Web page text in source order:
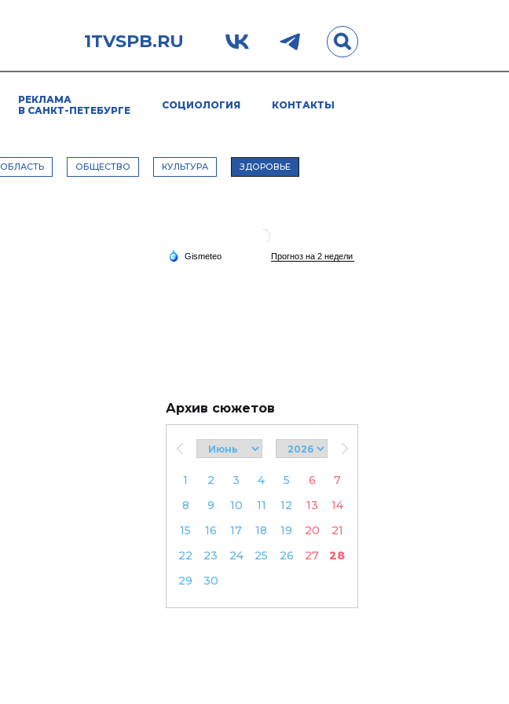
1TVSPB.RU
РЕКЛАМА
В САНКТ-ПЕТЕБУРГЕ
СОЦИОЛОГИЯ КОНТАКТЫ
ОБЛАСТЬ ОБЩЕСТВО КУЛЬТУРА ЗДОРОВЬЕ
Архив сюжетов
1 2 3 4 5 6
7
8
9 10 11 12 13
14
15
16 17 18 19 20
21
22
23 24 25 26 27
28
29
30